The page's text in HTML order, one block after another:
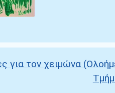
για τον χειμώνα